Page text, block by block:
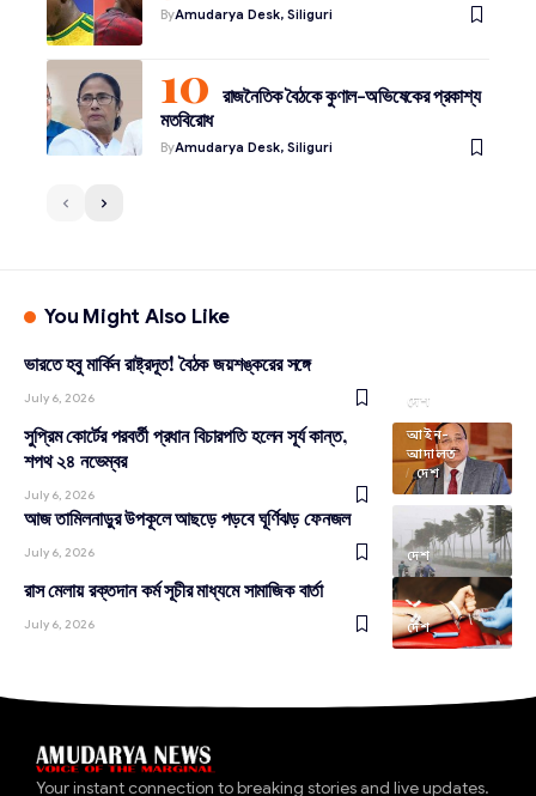
ByAmudarya Desk, Siliguri
রাজনৈতিক বৈঠকে কুণাল-অভিষেকের প্রকাশ্য
মতবিরোধ
ByAmudarya Desk, Siliguri
You Might Also Like
দেশ
ভারতে হবু মার্কিন রাষ্ট্রদূত! বৈঠক জয়শঙ্করের সঙ্গে
July 6, 2026
আইন-
আদালত
দেশ
সুপ্রিম কোর্টের পরবর্তী প্রধান বিচারপতি হলেন সূর্য কান্ত,
শপথ ২৪ নভেম্বর
July 6, 2026
দেশ
আজ তামিলনাড়ুর উপকূলে আছড়ে পড়বে ঘূর্ণিঝড় ফেনজল
July 6, 2026
দেশ
রাস মেলায় রক্তদান কর্ম সূচীর মাধ্যমে সামাজিক বার্তা
July 6, 2026
Your instant connection to breaking stories and live updates.